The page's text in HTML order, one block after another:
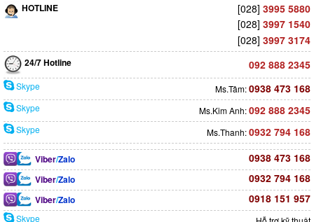
HOTLINE [028] 3995 5880
[028] 3997 1540
[028] 3997 3174
24/7 Hotline 092 888 2345
Skype Ms.Tâm:0938 473 168
Skype Ms.Kim Anh:092 888 2345
Skype Ms.Thanh:0932 794 168
Viber/Zalo 0938 473 168
Viber/Zalo 0932 794 168
Viber/Zalo 0918 151 957
Skype